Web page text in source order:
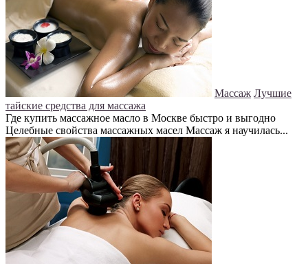
Массаж Лучшие
тайские средства для массажа
Где купить массажное масло в Москве быстро и выгодно
Целебные свойства массажных масел Массаж я научилась...